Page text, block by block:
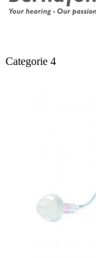
Categorie 4